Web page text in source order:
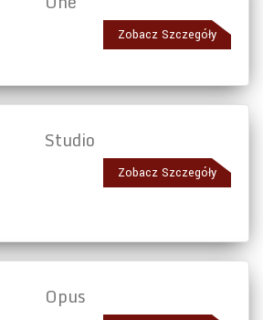
Zobacz Szczegóły
Studio
Zobacz Szczegóły
Opus